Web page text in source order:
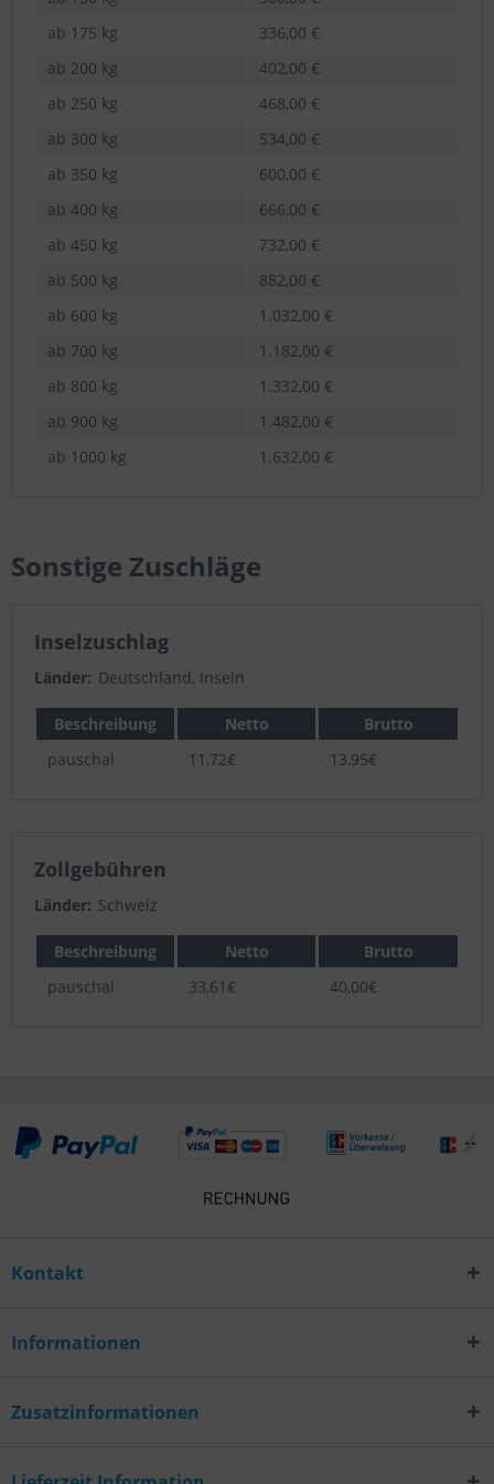
ab 175 kg
336,00 €
ab 200 kg
402,00 €
ab 250 kg
468,00 €
ab 300 kg
534,00 €
ab 350 kg
600,00 €
ab 400 kg
666,00 €
ab 450 kg
732,00 €
ab 500 kg
882,00 €
ab 600 kg
1.032,00 €
ab 700 kg
1.182,00 €
ab 800 kg
1.332,00 €
ab 900 kg
1.482,00 €
ab 1000 kg
1.632,00 €
Sonstige Zuschläge
Inselzuschlag
Länder: Deutschland, Inseln
Beschreibung Netto
Brutto
pauschal
11,72€ 13,95€
Zollgebühren
Länder: Schweiz
Beschreibung Netto
Brutto
pauschal
33,61€ 40,00€
Kontakt
Informationen
Zusatzinformationen